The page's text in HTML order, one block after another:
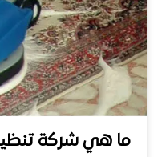
ما هي شركة